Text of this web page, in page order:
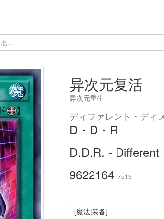
异次元复活
异次元重生
ディファレント・ディ
D・D・R
D.D.R. -
9622164 7519
[魔法|装备]